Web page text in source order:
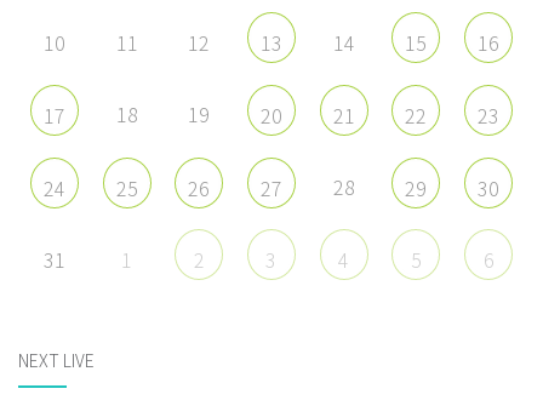
10 11 12 13 14 15 16
17 18 19 20 21 22 23
24 25 26 27 28 29 30
31 1 2 3 4 5 6
NEXT LIVE